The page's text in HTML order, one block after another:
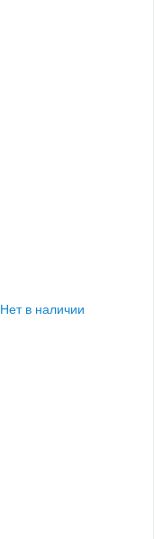
Нет в наличии